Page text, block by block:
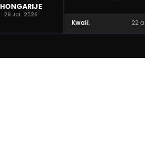
HONGARIJE
26 JUL. 2026
Kwali. 22